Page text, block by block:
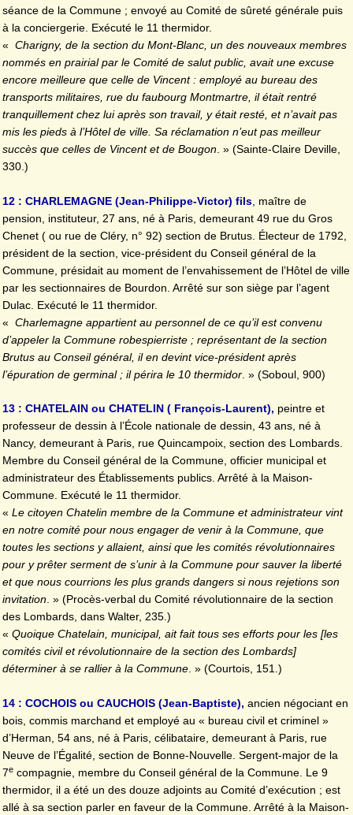
séance de la Commune ; envoyé au Comité de sûreté générale puis
à la conciergerie. Exécuté le 11 thermidor.
« Charigny, de la section du Mont-Blanc, un des nouveaux membres
nommés en prairial par le Comité de salut public, avait une excuse
encore meilleure que celle de Vincent : employé au bureau des
transports militaires, rue du faubourg Montmartre, il était rentré
tranquillement chez lui après son travail, y était resté, et n’avait pas
mis les pieds à l’Hôtel de ville. Sa réclamation n’eut pas meilleur
succès que celles de Vincent et de Bougon. » (Sainte-Claire Deville,
330.)
12 : CHARLEMAGNE (Jean-Philippe-Victor) fils , maître de
pension, instituteur, 27 ans, né à Paris, demeurant 49 rue du Gros
Chenet ( ou rue de Cléry, n° 92) section de Brutus. Électeur de 1792,
président de la section, vice-président du Conseil général de la
Commune, présidait au moment de l’envahissement de l’Hôtel de ville
par les sectionnaires de Bourdon. Arrêté sur son siège par l’agent
Dulac. Exécuté le 11 thermidor.
« Charlemagne appartient au personnel de ce qu’il est convenu
d’appeler la Commune robespierriste ; représentant de la section
Brutus au Conseil général, il en devint vice-président après
l’épuration de germinal ; il périra le 10 thermidor . » (Soboul, 900)
13 : CHATELAIN ou CHATELIN ( François-Laurent), peintre et
professeur de dessin à l’École nationale de dessin, 43 ans, né à
Nancy, demeurant à Paris, rue Quincampoix, section des Lombards.
Membre du Conseil général de la Commune, officier municipal et
administrateur des Établissements publics. Arrêté à la Maison-
Commune. Exécuté le 11 thermidor.
« Le citoyen Chatelin membre de la Commune et administrateur vint
en notre comité pour nous engager de venir à la Commune, que
toutes les sections y allaient, ainsi que les comités révolutionnaires
pour y prêter serment de s’unir à la Commune pour sauver la liberté
et que nous courrions les plus grands dangers si nous rejetions son
invitation. » (Procès-verbal du Comité révolutionnaire de la section
des Lombards, dans Walter, 235.)
« Quoique Chatelain, municipal, ait fait tous ses efforts pour les [les
comités civil et révolutionnaire de la section des Lombards]
déterminer à se rallier à la Commune. » (Courtois, 151.)
14 : COCHOIS ou CAUCHOIS (Jean-Baptiste), ancien négociant en
bois, commis marchand et employé au « bureau civil et criminel »
d’Herman, 54 ans, né à Paris, célibataire, demeurant à Paris, rue
Neuve de l’Égalité, section de Bonne-Nouvelle. Sergent-major de la
7e compagnie, membre du Conseil général de la Commune. Le 9
thermidor, il a été un des douze adjoints au Comité d’exécution ; est
allé à sa section parler en faveur de la Commune. Arrêté à la Maison-